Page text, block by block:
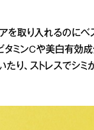
を取り入れるのに
タミンCや美白有効
り、ストレスでシミ